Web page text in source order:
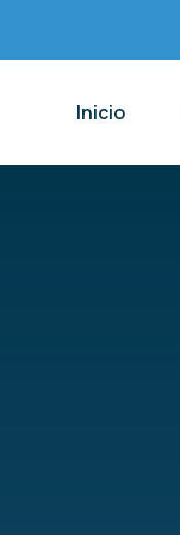
Inicio